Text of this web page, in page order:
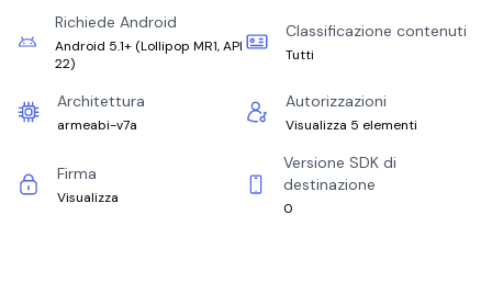
Richiede Android
Android 5.1+ (Lollipop MR1, API
22)
Classificazione contenuti
Tutti
Architettura
armeabi-v7a
Autorizzazioni
Visualizza 5 elementi
Firma
Visualizza
Versione SDK di
destinazione
0